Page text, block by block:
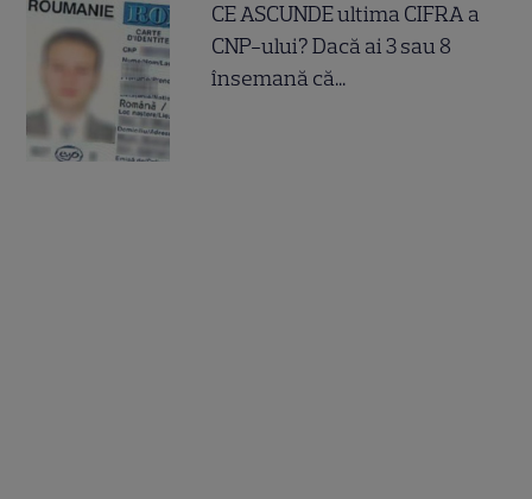
CE ASCUNDE ultima CIFRA a
CNP-ului? Dacă ai 3 sau 8
însemană că...